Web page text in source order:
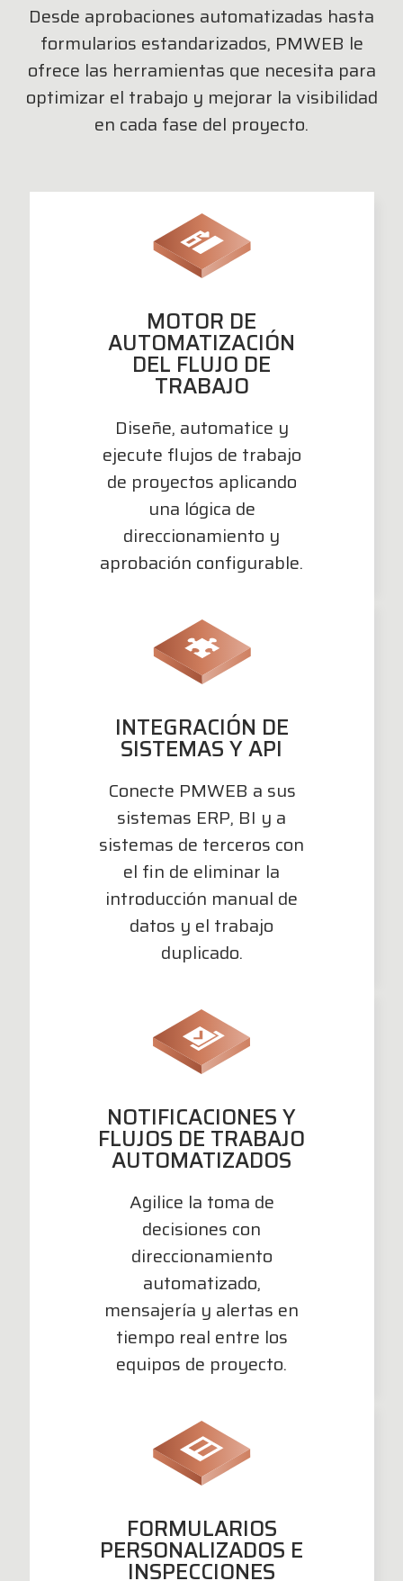
Desde aprobaciones automatizadas hasta
formularios estandarizados, PMWEB le
ofrece las herramientas que necesita para
optimizar el trabajo y mejorar la visibilidad
en cada fase del proyecto.
MOTOR DE
AUTOMATIZACIÓN
DEL FLUJO DE
TRABAJO
Diseñe, automatice y
ejecute flujos de trabajo
de proyectos aplicando
una lógica de
direccionamiento y
aprobación configurable.
INTEGRACIÓN DE
SISTEMAS Y API
Conecte PMWEB a sus
sistemas ERP, BI y a
sistemas de terceros con
el fin de eliminar la
introducción manual de
datos y el trabajo
duplicado.
NOTIFICACIONES Y
FLUJOS DE TRABAJO
AUTOMATIZADOS
Agilice la toma de
decisiones con
direccionamiento
automatizado,
mensajería y alertas en
tiempo real entre los
equipos de proyecto.
FORMULARIOS
PERSONALIZADOS E
INSPECCIONES